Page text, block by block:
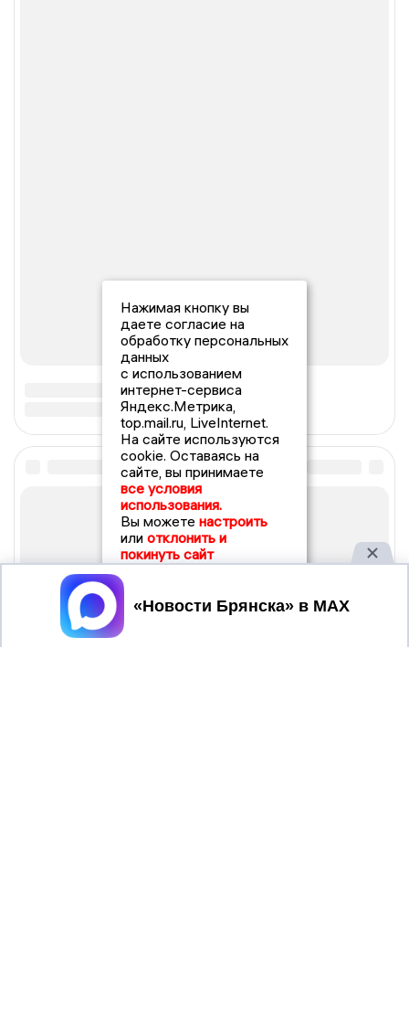
Нажимая кнопку вы
даете согласие на
обработку персональных
данных
с использованием
интернет-сервиса
Яндекс.Метрика,
top.mail.ru, LiveInternet.
На сайте используются
cookie. Оставаясь на
сайте, вы принимаете
все условия
использования.
Вы можете настроить
или отклонить и
покинуть сайт
Принять